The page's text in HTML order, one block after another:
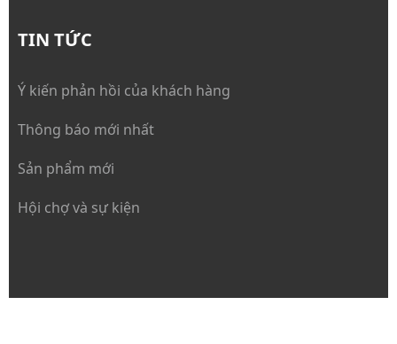
TIN TỨC
Ý kiến phản hồi của khách hàng
Thông báo mới nhất
Sản phẩm mới
Hội chợ và sự kiện